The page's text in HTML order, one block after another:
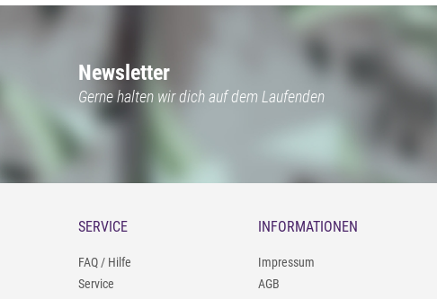
Newsletter
Gerne halten wir dich auf dem Laufenden
SERVICE
FAQ / Hilfe
Service
INFORMATIONEN
Impressum
AGB